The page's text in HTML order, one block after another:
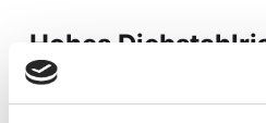
Hohes
Ein hohes Pfand (Kaufpreis